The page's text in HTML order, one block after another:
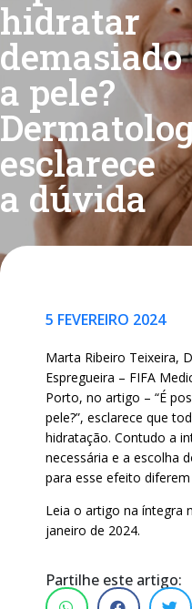
hidratar
demasiado
a pele?
esclarece
a dúvida
5 FEVEREIRO 2024
Marta Ribeiro Teixeira,
Espregueira – FIFA
Porto, no artigo – “É
pele?”, esclarece que
hidratação. Contudo a
necessária e a escolha
para esse efeito
Leia o artigo na íntegra
janeiro de 2024.
Partilhe este artigo: